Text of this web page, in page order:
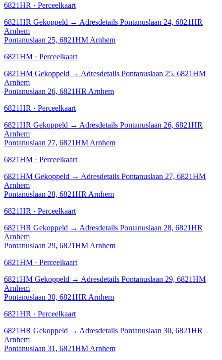
6821HR · Perceelkaart
6821HR Gekoppeld → Adresdetails Pontanuslaan 24, 6821HR
Arnhem
Pontanuslaan 25, 6821HM Arnhem
6821HM · Perceelkaart
6821HM Gekoppeld → Adresdetails Pontanuslaan 25, 6821HM
Arnhem
Pontanuslaan 26, 6821HR Arnhem
6821HR · Perceelkaart
6821HR Gekoppeld → Adresdetails Pontanuslaan 26, 6821HR
Arnhem
Pontanuslaan 27, 6821HM Arnhem
6821HM · Perceelkaart
6821HM Gekoppeld → Adresdetails Pontanuslaan 27, 6821HM
Arnhem
Pontanuslaan 28, 6821HR Arnhem
6821HR · Perceelkaart
6821HR Gekoppeld → Adresdetails Pontanuslaan 28, 6821HR
Arnhem
Pontanuslaan 29, 6821HM Arnhem
6821HM · Perceelkaart
6821HM Gekoppeld → Adresdetails Pontanuslaan 29, 6821HM
Arnhem
Pontanuslaan 30, 6821HR Arnhem
6821HR · Perceelkaart
6821HR Gekoppeld → Adresdetails Pontanuslaan 30, 6821HR
Arnhem
Pontanuslaan 31, 6821HM Arnhem